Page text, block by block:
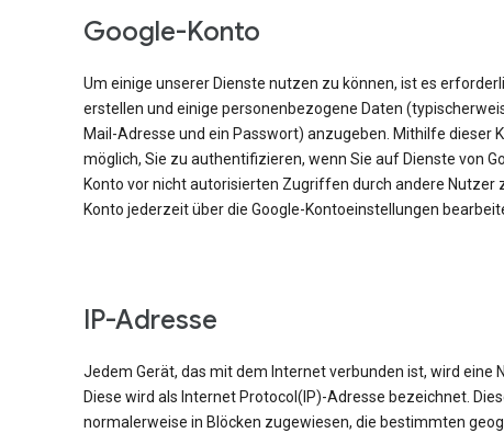
Google-Konto
Um einige unserer Dienste nutzen zu können, ist es
erstellen und einige personenbezogene Daten
Mail-Adresse und ein Passwort) anzugeben. Mithilfe dieser
möglich, Sie zu authentifizieren, wenn Sie auf Dienste von
Konto vor nicht autorisierten Zugriffen durch andere Nutzer
Konto jederzeit über die Google-Kontoeinstellungen
IP-Adresse
Jedem Gerät, das mit dem Internet verbunden ist, wird eine
Diese wird als Internet Protocol(IP)-Adresse bezeichnet.
normalerweise in Blöcken zugewiesen, die bestimmten